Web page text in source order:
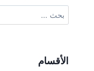
عن:
الأقسام